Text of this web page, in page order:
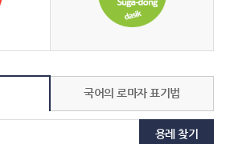
국어의 로마자 표기법
용례 찾기